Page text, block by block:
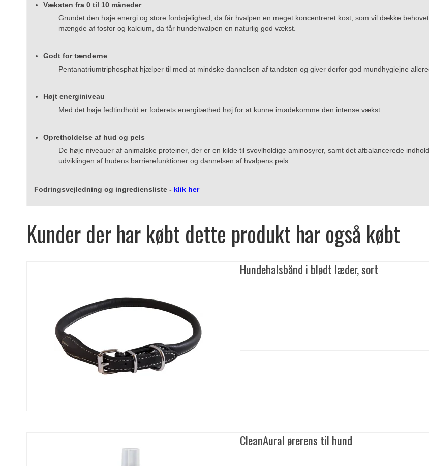
Væksten fra 0 til 10 måneder
Grundet den høje energi og store fordøjelighed, da får hvalpen en meget koncentreret kost, som vil dække
mængde af fosfor og kalcium, da får hundehvalpen en naturlig god vækst.
Godt for tænderne
Pentanatriumtriphosphat hjælper til med at mindske dannelsen af tandsten og giver derfor god mundhygiejne
Højt energiniveau
Med det høje fedtindhold er foderets energitæthed høj for at kunne imødekomme den intense vækst.
Opretholdelse af hud og pels
De høje niveauer af animalske proteiner, der er en kilde til svovlholdige aminosyrer, samt det afbalancerede
udviklingen af hudens barrierefunktioner og dannelsen af hvalpens pels.
Fodringsvejledning og ingrediensliste - klik her
Kunder der har købt dette produkt har også købt
Hundehalsbånd i blødt læder, sort
CleanAural ørerens til hund